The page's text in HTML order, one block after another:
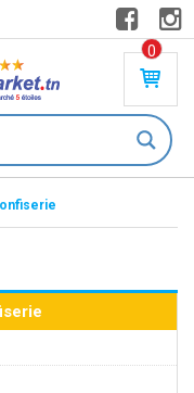
0
PR
DU
IT(
S)
DT